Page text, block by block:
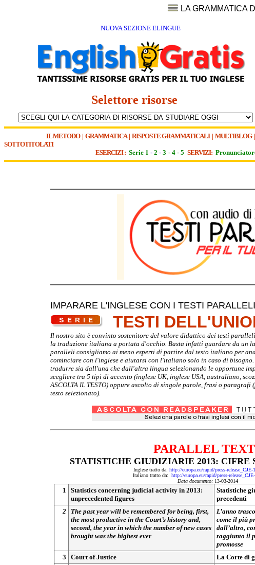
LA GRAMMATICA DI
NUOVA SEZIONE ELINGUE
Selettore risorse
IL METODO| GRAMMATICA| RISPOSTE GRAMMATICALI| MULTIBLOG|
SOTTOTITOLATI
ESERCIZI : Serie 1 - 2 - 3 - 4 - 5 SERVIZI:
IMPARARE L'INGLESE CON I TESTI PARALLELI
TESTI
Il nostro sito è convinto sostenitore del valore didattico dei testi
la traduzione italiana a portata d'occhio. Basta infatti guardare da un
paralleli consigliamo ai meno esperti di partire dal testo italiano per
cominciare con l'inglese e aiutarsi con l'italiano solo in caso di
tradurre sia dall'una che dall'altra lingua selezionando le opportune
scegliere tra 5 tipi di accento (inglese UK, inglese USA, australiano,
ASCOLTA IL TESTO) oppure ascolto di singole parole, frasi o
testo selezionato).
PARALLEL
STATISTICHE GIUDIZIARIE 2013: CIFRE
Inglese tratto da: http://europa.eu/rapid/press-release_CJE-
Italiano tratto da: http://europa.eu/rapid/press-
Data documento: 13-03-2014
1
Statistics concerning judicial activity in 2013:
unprecedented figures
Statistiche
precedenti
2
The past year will be remembered for being, first,
the most productive in the Court’s history and,
second, the year in which the number of new cases
brought was the highest ever
L’anno
come il più
dall’altro,
raggiunto il
promosse
3
Court of Justice
La Corte di